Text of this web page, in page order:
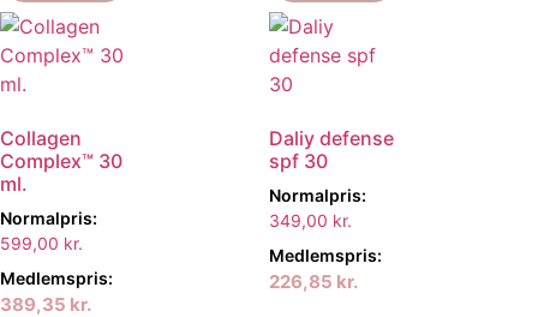
Collagen
Complex™ 30
ml.
Normalpris:
599,00 kr.
Medlemspris:
389,35 kr.
Daliy defense
spf 30
Normalpris:
349,00 kr.
Medlemspris:
226,85 kr.